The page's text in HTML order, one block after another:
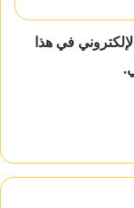
في هذا